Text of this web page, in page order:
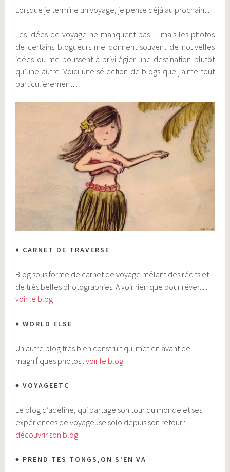
Lorsque je termine un voyage, je pense déjà au prochain…
Les idées de voyage ne manquent pas… mais les photos
de certains blogueurs me donnent souvent de nouvelles
idées ou me poussent à privilégier une destination plutôt
qu’une autre. Voici une sélection de blogs que j’aime tout
particulièrement…
♦ CARNET DE TRAVERSE
Blog sous forme de carnet de voyage mêlant des récits et
de très belles photographies. A voir rien que pour rêver…
voir le blog
♦ WORLD ELSE
Un autre blog très bien construit qui met en avant de
magnifiques photos :voir le blog
♦ VOYAGEETC
Le blog d’adeline, qui partage son tour du monde et ses
expériences de voyageuse solo depuis son retour :
découvrir son blog
♦ PREND TES TONGS,ON S’EN VA